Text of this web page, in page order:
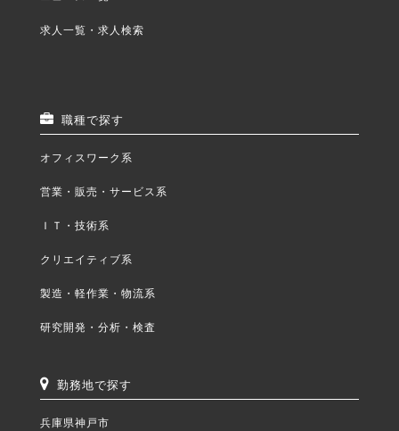
求人一覧・求人検索
職種で探す
オフィスワーク系
営業・販売・サービス系
ＩＴ・技術系
クリエイティブ系
製造・軽作業・物流系
研究開発・分析・検査
勤務地で探す
兵庫県神戸市